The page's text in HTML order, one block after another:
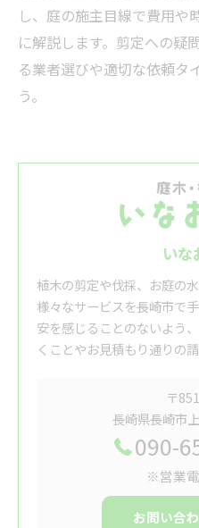
し、庭の施主目線で費用や
に解説します。剪定への疑
る業者選びや適切な依頼タ
う。
いな
植木の剪定や伐採、お庭の
様々なサービスを長崎市で
安を感じることのないよう
くことやお見積もり通りの
〒
長崎県長崎市
090-
※営業
お問い合